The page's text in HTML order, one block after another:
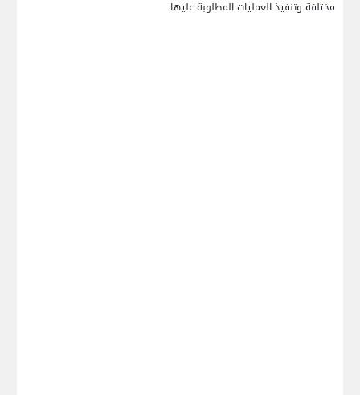
مختلفة وتنفيذ العمليات المطلوبة عليها.